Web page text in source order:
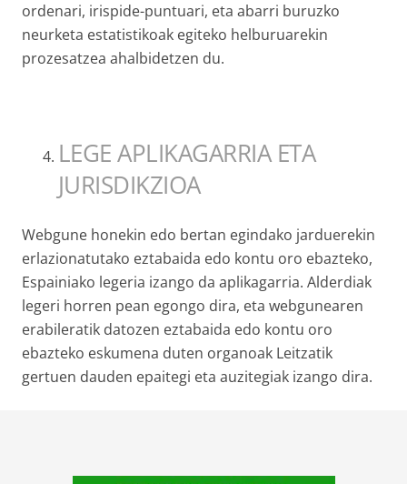
ordenari, irispide-puntuari, eta abarri buruzko
neurketa estatistikoak egiteko helburuarekin
prozesatzea ahalbidetzen du.
LEGE APLIKAGARRIA ETA
JURISDIKZIOA
Webgune honekin edo bertan egindako jarduerekin
erlazionatutako eztabaida edo kontu oro ebazteko,
Espainiako legeria izango da aplikagarria. Alderdiak
legeri horren pean egongo dira, eta webgunearen
erabileratik datozen eztabaida edo kontu oro
ebazteko eskumena duten organoak Leitzatik
gertuen dauden epaitegi eta auzitegiak izango dira.